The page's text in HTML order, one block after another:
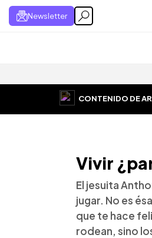
Newsletter
CONTENIDO DE
Vivir
El jesuita
jugar. No es
que te hace
rodean, sino